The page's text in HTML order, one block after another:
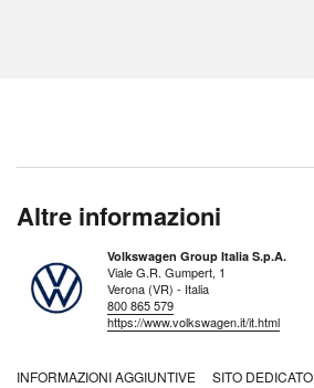
Altre informazioni
Volkswagen Group Italia S.p.A.
Viale G.R. Gumpert, 1
Verona (VR) - Italia
800 865 579
https://www.volkswagen.it/it.html
INFORMAZIONI AGGIUNTIVE SITO DEDICATO